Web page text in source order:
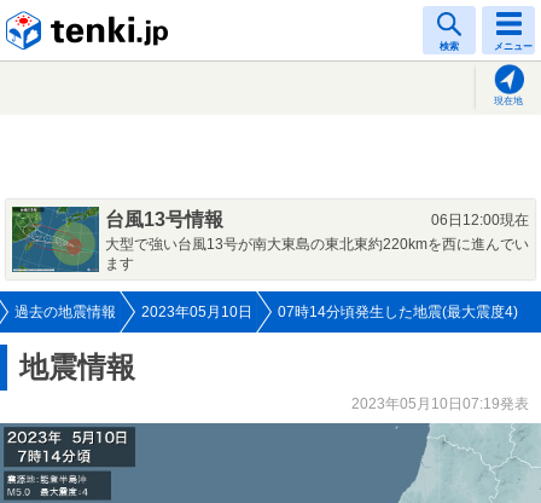
検索 メニュー
現在地
台風13号情報
06日12:00現在
大型で強い台風13号が南大東島の東北東約220kmを西に進んでい
ます
過去の地震情報 2023年05月10日 07時14分頃発生した地震(最大震度4)
地震情報
2023年05月10日07:19発表